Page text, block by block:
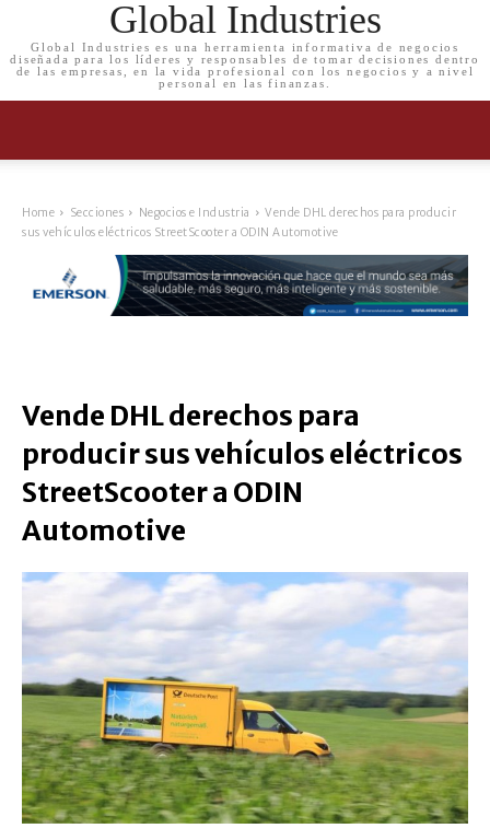
Global Industries
Global Industries es una herramienta informativa de negocios
diseñada para los líderes y responsables de tomar decisiones dentro
de las empresas, en la vida profesional con los negocios y a nivel
personal en las finanzas.
Home Secciones Negocios e Industria
Vende DHL derechos para producir
sus vehículos eléctricos StreetScooter a ODIN Automotive
Vende DHL derechos para
producir sus vehículos eléctricos
StreetScooter a ODIN
Automotive